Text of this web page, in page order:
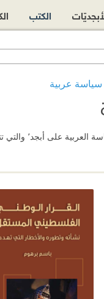
سياسة عربية
متنوّعة ودراسات وأبحاث في مجال السياسة العربية.
الكتب